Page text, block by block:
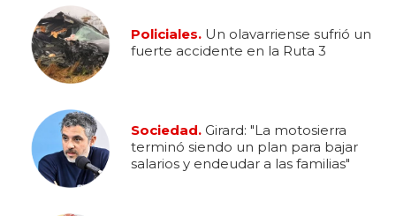
Policiales. Un olavarriense sufrió un
fuerte accidente en la Ruta 3
Sociedad. Girard: "La motosierra
terminó siendo un plan para bajar
salarios y endeudar a las familias"